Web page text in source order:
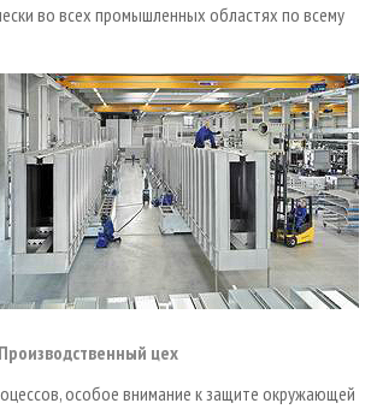
во всех промышленных областях по всему
Производственный цех
особое внимание к защите окружающей